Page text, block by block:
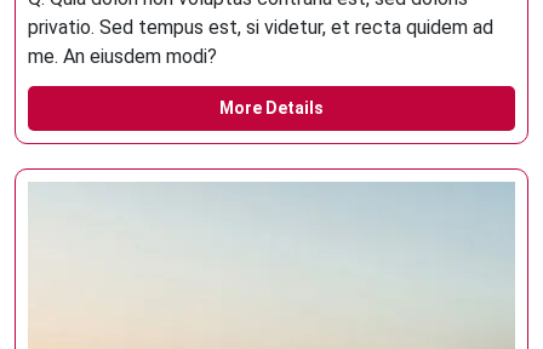
privatio. Sed tempus est, si videtur, et recta quidem ad
me. An eiusdem modi?
More Details